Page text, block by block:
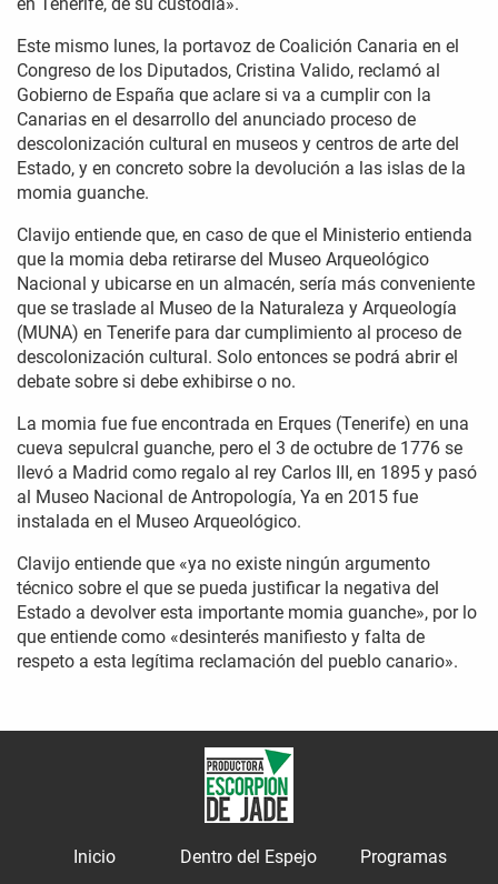
Este mismo lunes, la portavoz de Coalición Canaria en el
Congreso de los Diputados, Cristina Valido, reclamó al
Gobierno de España que aclare si va a cumplir con la
Canarias en el desarrollo del anunciado proceso de
descolonización cultural en museos y centros de arte del
Estado, y en concreto sobre la devolución a las islas de la
momia guanche.
Clavijo entiende que, en caso de que el Ministerio entienda
que la momia deba retirarse del Museo Arqueológico
Nacional y ubicarse en un almacén, sería más conveniente
que se traslade al Museo de la Naturaleza y Arqueología
(MUNA) en Tenerife para dar cumplimiento al proceso de
descolonización cultural. Solo entonces se podrá abrir el
debate sobre si debe exhibirse o no.
La momia fue fue encontrada en Erques (Tenerife) en una
cueva sepulcral guanche, pero el 3 de octubre de 1776 se
llevó a Madrid como regalo al rey Carlos III, en 1895 y pasó
al Museo Nacional de Antropología, Ya en 2015 fue
instalada en el Museo Arqueológico.
Clavijo entiende que «ya no existe ningún argumento
técnico sobre el que se pueda justificar la negativa del
Estado a devolver esta importante momia guanche», por lo
que entiende como «desinterés manifiesto y falta de
respeto a esta legítima reclamación del pueblo canario».
Inicio Dentro del Espejo
Programas